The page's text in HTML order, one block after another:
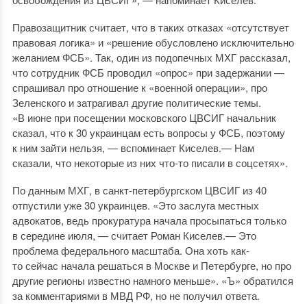
Правозащитник считает, что в таких отказах «отсутствует
правовая логика» и «решение обусловлено исключительно
желанием ФСБ». Так, один из подопечных МХГ рассказал,
что сотрудник ФСБ проводил «опрос» при задержании —
спрашивал про отношение к «военной операции», про
Зеленского и затрагивал другие политические темы.
«В июне при посещении московского ЦВСИГ начальник
сказал, что к 30 украинцам есть вопросы у ФСБ, поэтому
к ним зайти нельзя, — вспоминает Киселев.— Нам
сказали, что некоторые из них что-то писали в соцсетях».
По данным МХГ, в санкт-петербургском ЦВСИГ из 40
отпустили уже 30 украинцев. «Это заслуга местных
адвокатов, ведь прокуратура начала просыпаться только
в середине июля, — считает Роман Киселев.— Это
проблема федерального масштаба. Она хоть как-
то сейчас начала решаться в Москве и Петербурге, но про
другие регионы известно намного меньше». «Ъ» обратился
за комментариями в МВД РФ, но не получил ответа.